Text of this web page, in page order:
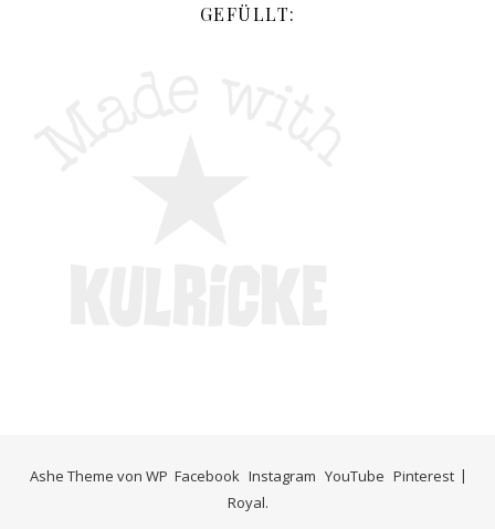
GEFÜLLT:
Facebook Instagram YouTube Pinterest
Ashe Theme von WP
Royal.